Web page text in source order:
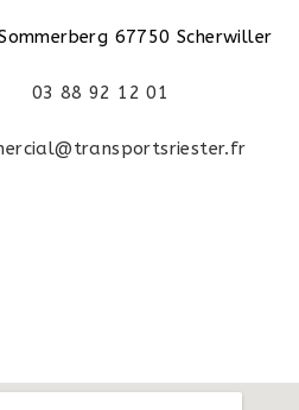
67750 Scherwiller
03 88 92 12 01